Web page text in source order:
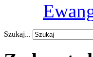
Szukaj...